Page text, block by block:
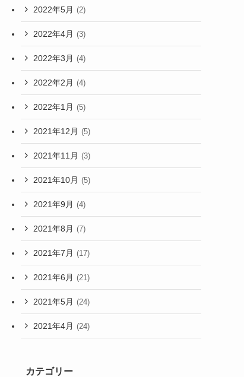
2022年5月 (2)
2022年4月 (3)
2022年3月 (4)
2022年2月 (4)
2022年1月 (5)
2021年12月 (5)
2021年11月 (3)
2021年10月 (5)
2021年9月 (4)
2021年8月 (7)
2021年7月 (17)
2021年6月 (21)
2021年5月 (24)
2021年4月 (24)
カテゴリー